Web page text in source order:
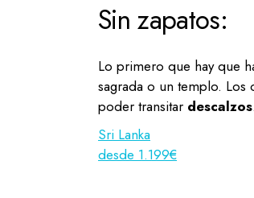
Sin zapatos:
Lo primero que hay que
sagrada o un templo. Los
poder transitar descalzos.
Sri Lanka
desde 1.199€